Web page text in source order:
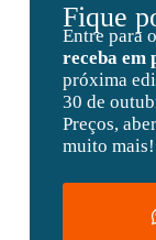
Fique
Entre para
receba em
próxima
30 de
Preços,
muito mais!